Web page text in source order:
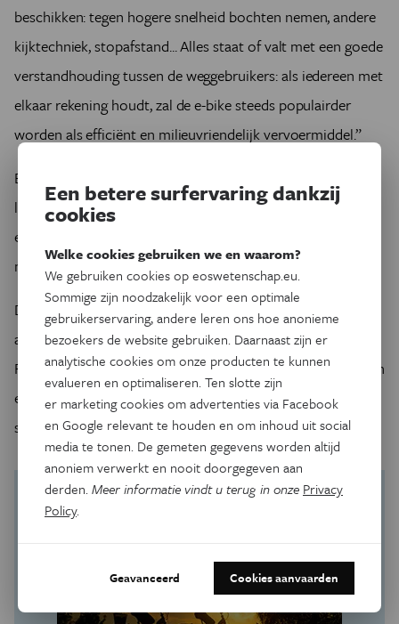
beschikken: tegen hogere snelheid bochten nemen, andere
kijktechniek, stopafstand... Alles staat of valt met een goede
verstandhouding tussen de weggebruikers: als iedereen met
elkaar rekening houdt, zal de e-bike steeds populairder
worden als efficiënt en milieuvriendelijk vervoermiddel.”
Bram Rotthier: “De benadering van de wetgeving in ons
land is een goede start. Ik geloof echt in de elektrische fiets
en de speed pedelec. Met een gewone e-bike pendel je
moeiteloos tot 15 km, met een s-pedelec tot 35 km.
Dat schept mobiliteitsmogelijkheden. Toegegeven, de
aanschaf van een speed pedelec blijft een investering.
Fiscale steun (fietsvergoeding), een betere infrastructuur en
een duidelijke regelgeving zijn ongetwijfeld extra
stimulansen.”
Een betere surfervaring dankzij
cookies
Welke cookies gebruiken we en waarom?
We gebruiken cookies op eoswetenschap.eu.
Sommige zijn noodzakelijk voor een optimale
gebruikerservaring, andere leren ons hoe anonieme
bezoekers de website gebruiken. Daarnaast zijn er
analytische cookies om onze producten te kunnen
evalueren en optimaliseren. Ten slotte zijn
er marketing cookies om advertenties via Facebook
en Google relevant te houden en om inhoud uit social
media te tonen. De gemeten gegevens worden altijd
anoniem verwerkt en nooit doorgegeven aan
derden.Meer informatie vindt u terug in onze Privacy
Policy.
Geavanceerd Cookies aanvaarden